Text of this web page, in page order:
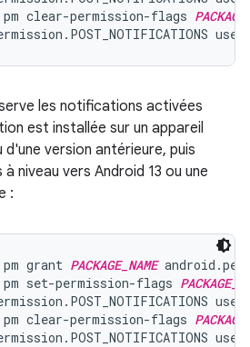
clear-permission-flags
les notifications activées
est installée sur un appareil
d'une version antérieure, puis
niveau vers Android 13 ou une
:
grant PACKAGE_NAME
set-permission-flags
clear-permission-flags